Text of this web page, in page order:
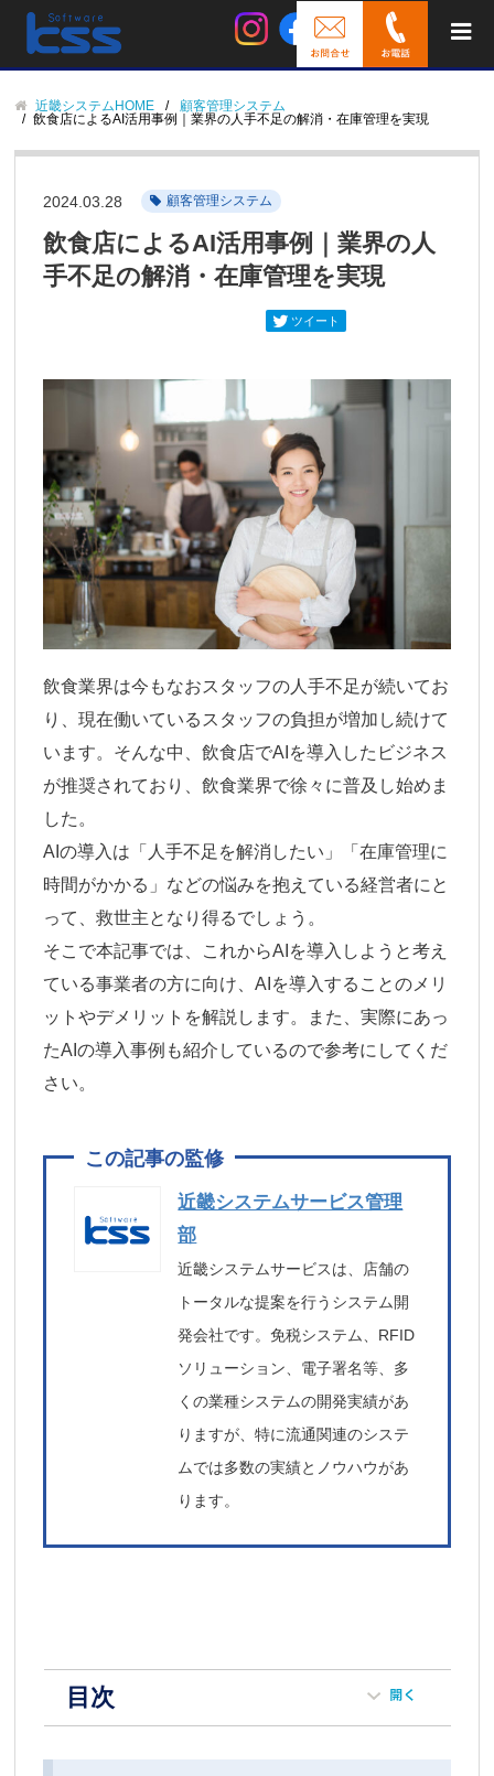
近畿システムHOME
顧客管理システム
飲食店によるAI活用事例｜業界の人手不足の解消・在庫管理を実現
2024.03.28 顧客管理システム
ツイート
飲食店によるAI活用事例｜業界の人
手不足の解消・在庫管理を実現
飲食業界は今もなおスタッフの人手不足が続いてお
り、現在働いているスタッフの負担が増加し続けて
います。そんな中、飲食店でAIを導入したビジネス
が推奨されており、飲食業界で徐々に普及し始めま
した。
AIの導入は「人手不足を解消したい」「在庫管理に
時間がかかる」などの悩みを抱えている経営者にと
って、救世主となり得るでしょう。
そこで本記事では、これからAIを導入しようと考え
ている事業者の方に向け、AIを導入することのメリ
ットやデメリットを解説します。また、実際にあっ
たAIの導入事例も紹介しているので参考にしてくだ
さい。
近畿システムサービス管理
部
近畿システムサービスは、店舗の
トータルな提案を行うシステム開
発会社です。免税システム、RFID
ソリューション、電子署名等、多
くの業種システムの開発実績があ
りますが、特に流通関連のシステ
ムでは多数の実績とノウハウがあ
ります。
目次